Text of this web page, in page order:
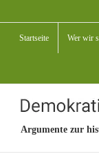
Inhalt
springen
Startseite Wer wir
Argumente zur